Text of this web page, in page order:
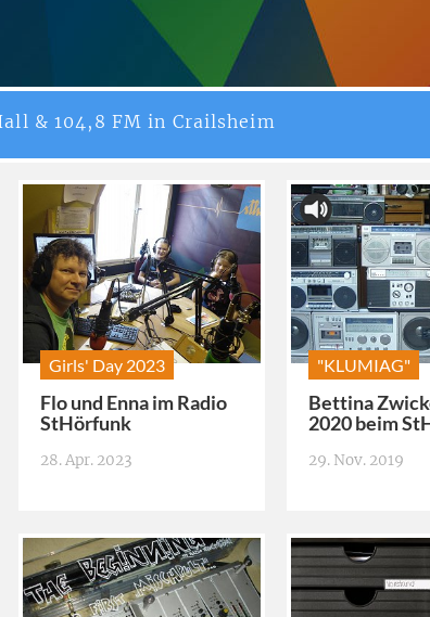
& 104,8 FM in Crailsheim
Girls' Day 2023
Flo und Enna im Radio
StHörfunk
28. Apr. 2023
"KLUMIAG"
Bettina
2020 beim
29. Nov. 2019